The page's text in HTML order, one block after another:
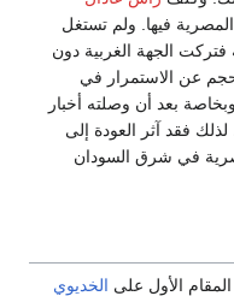
فيها. ولم تستغل
الجهة الغربية دون
عن الاستمرار في
وبخاصة بعد أن وصلته أخبار
فقد آثر العودة إلى
في شرق السودان
الأول على الخديوي